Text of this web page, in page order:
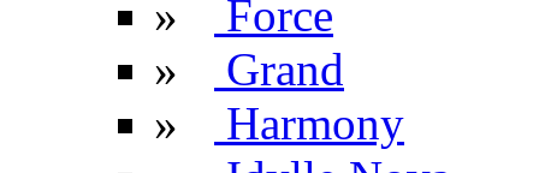
»
Force
»
Grand
»
Harmony